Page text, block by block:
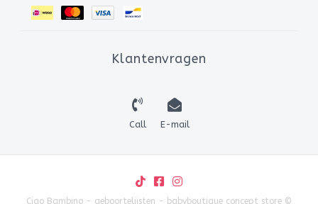
Klantenvragen
Call E-mail
Ciao Bambino - geboortelijsten - babyboutique concept store ©